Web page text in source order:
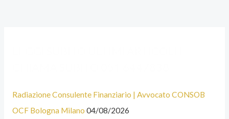
Radiazione Consulente Finanziario | Avvocato CONSOB
OCF Bologna Milano 04/08/2026
N
E
G
O